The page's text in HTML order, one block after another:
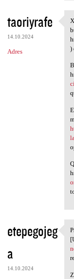
taoriyrafe
14.10.2024
Adres
)
etepegojeg
a
14.10.2024